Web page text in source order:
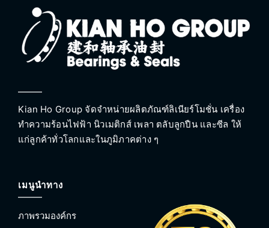
Kian Ho Group จัดจำหน่ายผลิตภัณฑ์ลิเนียร์โมชั่น เครื่อง
ทำความร้อนไฟฟ้า นิวเมติกส์ เพลา ตลับลูกปืน และซีล ให้
แก่ลูกค้าทั่วโลกและในภูมิภาคต่าง ๆ
เมนูนำทาง
ภาพรวมองค์กร